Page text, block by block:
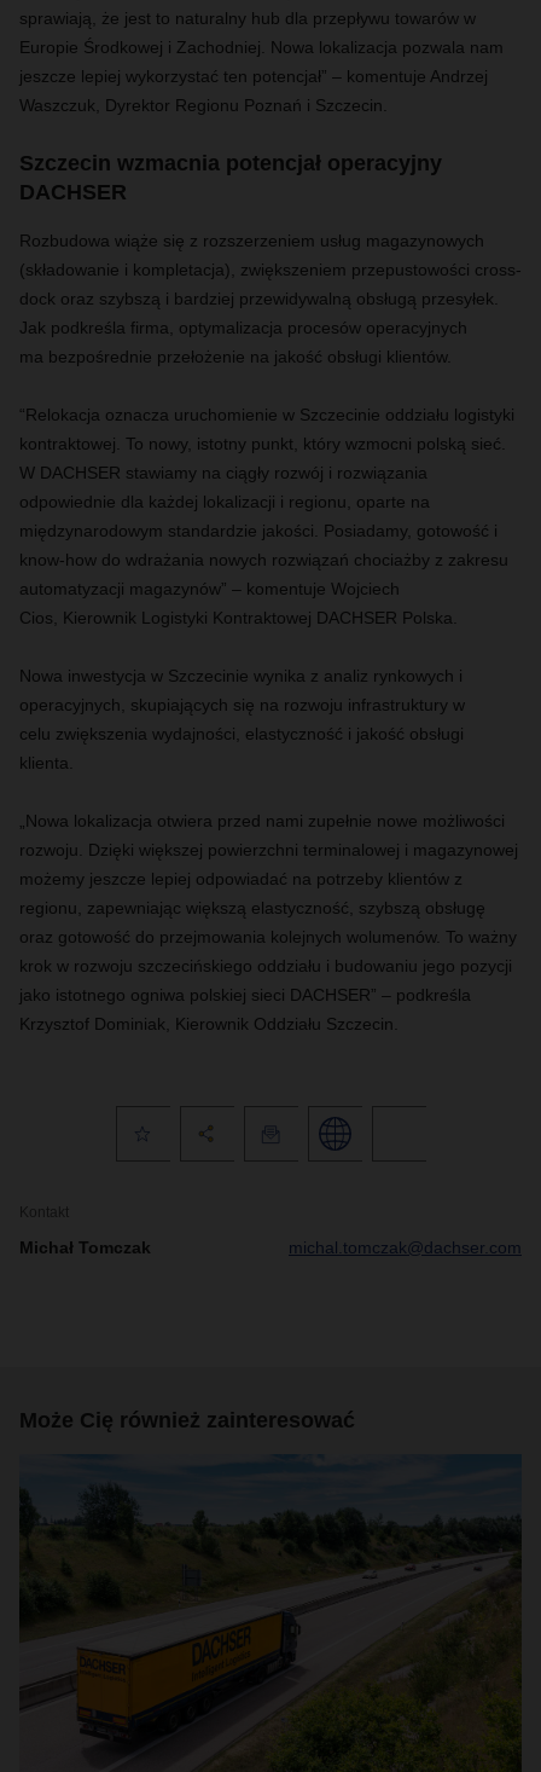
sprawiają, że jest to naturalny hub dla przepływu towarów w
Europie Środkowej i Zachodniej. Nowa lokalizacja pozwala nam
jeszcze lepiej wykorzystać ten potencjał” – komentuje Andrzej
Waszczuk, Dyrektor Regionu Poznań i Szczecin.
Szczecin wzmacnia potencjał operacyjny
DACHSER
Rozbudowa wiąże się z rozszerzeniem usług magazynowych
(składowanie i kompletacja), zwiększeniem przepustowości cross-
dock oraz szybszą i bardziej przewidywalną obsługą przesyłek.
Jak podkreśla firma, optymalizacja procesów operacyjnych
ma bezpośrednie przełożenie na jakość obsługi klientów.
“Relokacja oznacza uruchomienie w Szczecinie oddziału logistyki
kontraktowej. To nowy, istotny punkt, który wzmocni polską sieć.
W DACHSER stawiamy na ciągły rozwój i rozwiązania
odpowiednie dla każdej lokalizacji i regionu, oparte na
międzynarodowym standardzie jakości. Posiadamy, gotowość i
know-how do wdrażania nowych rozwiązań chociażby z zakresu
automatyzacji magazynów” – komentuje Wojciech
Cios, Kierownik Logistyki Kontraktowej DACHSER Polska.
Nowa inwestycja w Szczecinie wynika z analiz rynkowych i
operacyjnych, skupiających się na rozwoju infrastruktury w
celu zwiększenia wydajności, elastyczność i jakość obsługi
klienta.
„Nowa lokalizacja otwiera przed nami zupełnie nowe możliwości
rozwoju. Dzięki większej powierzchni terminalowej i magazynowej
możemy jeszcze lepiej odpowiadać na potrzeby klientów z
regionu, zapewniając większą elastyczność, szybszą obsługę
oraz gotowość do przejmowania kolejnych wolumenów. To ważny
krok w rozwoju szczecińskiego oddziału i budowaniu jego pozycji
jako istotnego ogniwa polskiej sieci DACHSER” – podkreśla
Krzysztof Dominiak, Kierownik Oddziału Szczecin.
Kontakt
Michał Tomczak michal.tomczak@dachser.com
Może Cię również zainteresować